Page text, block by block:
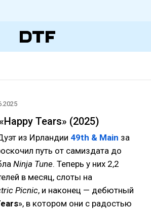
Tears» (2025)
из Ирландии 49th & Main за
путь от самиздата до
Ninja Tune. Теперь у них 2,2
в месяц, слоты на
Picnic, и наконец — дебютный
», в котором они с радостью